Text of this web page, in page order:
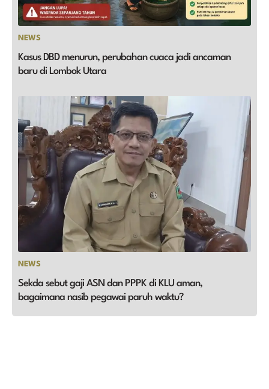
NEWS
Kasus DBD menurun, perubahan cuaca jadi ancaman
baru di Lombok Utara
NEWS
Sekda sebut gaji ASN dan PPPK di KLU aman,
bagaimana nasib pegawai paruh waktu?